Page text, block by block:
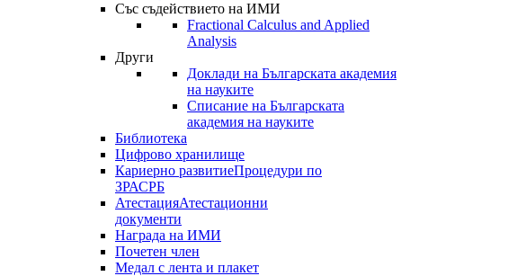
Със съдействието на ИМИ
Fractional Calculus and Applied
Analysis
Други
Доклади на Българската академия
на науките
Списание на Българската
академия на науките
Библиотека
Цифрово хранилище
Кариерно развитиеПроцедури по
ЗРАСРБ
АтестацияАтестационни
документи
Награда на ИМИ
Почетен член
Медал с лента и плакет